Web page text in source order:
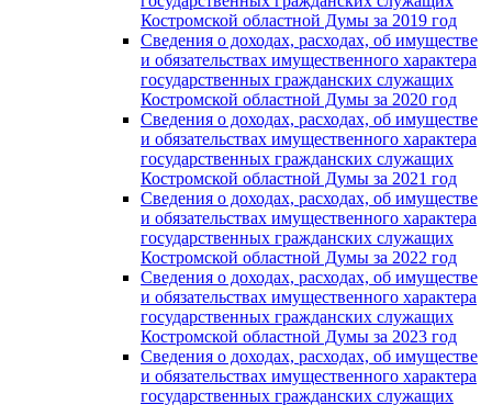
Костромской областной Думы за 2019 год
Сведения о доходах, расходах, об имуществе
и обязательствах имущественного характера
государственных гражданских служащих
Костромской областной Думы за 2020 год
Сведения о доходах, расходах, об имуществе
и обязательствах имущественного характера
государственных гражданских служащих
Костромской областной Думы за 2021 год
Сведения о доходах, расходах, об имуществе
и обязательствах имущественного характера
государственных гражданских служащих
Костромской областной Думы за 2022 год
Сведения о доходах, расходах, об имуществе
и обязательствах имущественного характера
государственных гражданских служащих
Костромской областной Думы за 2023 год
Сведения о доходах, расходах, об имуществе
и обязательствах имущественного характера
государственных гражданских служащих